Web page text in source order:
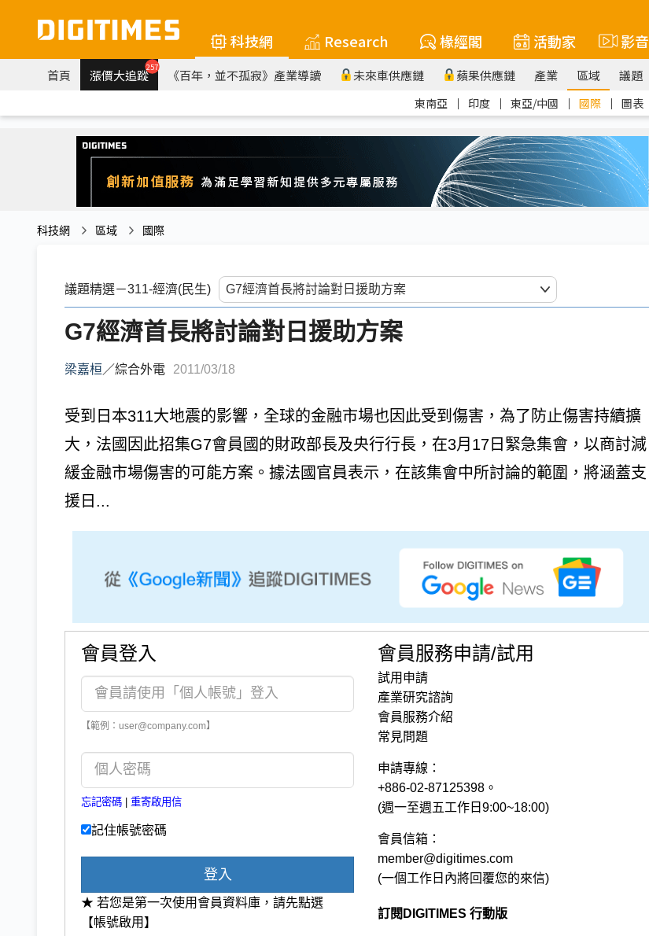
科技網 Research 椽經閣 活動家 影音
首頁 漲價大追蹤257 《百年，並不孤寂》產業導讀 未來車供應鏈 蘋果供應鏈 產業 區域 議題
東南亞 ｜ 印度 ｜ 東亞/中國 ｜ 國際 ｜ 圖表
科技網 區域 國際
議題精選－311-經濟(民生)
G7經濟首長將討論對日援助方案
梁嘉桓 ／綜合外電 2011/03/18
受到日本311大地震的影響，全球的金融市場也因此受到傷害，為了防止傷害持續擴
大，法國因此招集G7會員國的財政部長及央行行長，在3月17日緊急集會，以商討減
緩金融市場傷害的可能方案。據法國官員表示，在該集會中所討論的範圍，將涵蓋支
援日...
會員登入
【範例：user@company.com】
忘記密碼 重寄啟用信
記住帳號密碼
登入
★ 若您是第一次使用會員資料庫，請先點選
【帳號啟用】
會員服務申請/試用
試用申請
產業研究諮詢
會員服務介紹
常見問題
申請專線：
+886-02-87125398。
(週一至週五工作日9:00~18:00)
會員信箱：
member@digitimes.com
(一個工作日內將回覆您的來信)
訂閱DIGITIMES 行動版